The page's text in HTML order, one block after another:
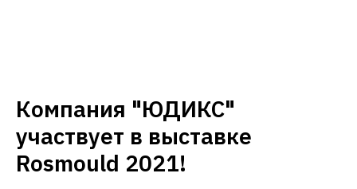
Компания "ЮДИКС"
участвует в выставке
Rosmould 2021!